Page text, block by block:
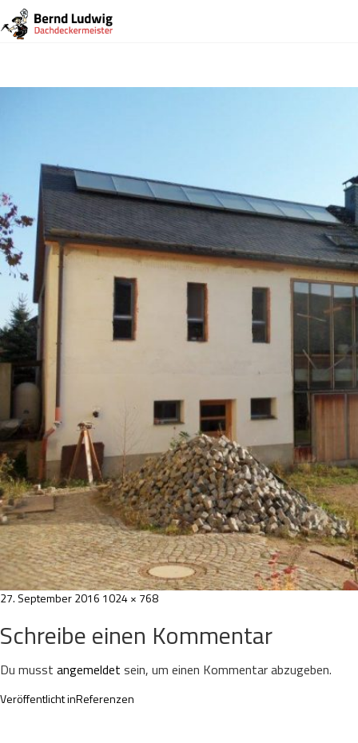
Vorheriges Bild
Nächstes Bild
Veröffentlicht
27. September 2016 Volle
1024 × 768
Schreibe einen Kommentar
Du musst angemeldet sein, um einen Kommentar abzugeben.
Beitragsnavigation
Veröffentlicht inReferenzen